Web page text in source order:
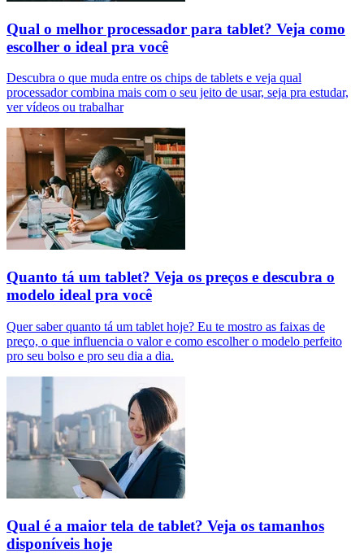
Qual o melhor processador para tablet? Veja como
escolher o ideal pra você
Descubra o que muda entre os chips de tablets e veja qual
processador combina mais com o seu jeito de usar, seja pra estudar,
ver vídeos ou trabalhar
Quanto tá um tablet? Veja os preços e descubra o
modelo ideal pra você
Quer saber quanto tá um tablet hoje? Eu te mostro as faixas de
preço, o que influencia o valor e como escolher o modelo perfeito
pro seu bolso e pro seu dia a dia.
Qual é a maior tela de tablet? Veja os tamanhos
disponíveis hoje